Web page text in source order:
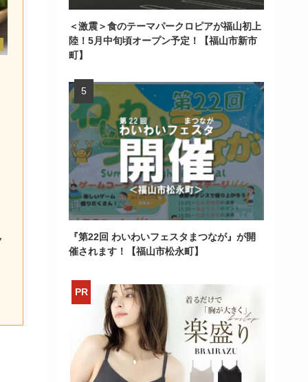
＜激震＞食のテーマパークロピアが福山初上
陸！5月中旬頃オープン予定！【福山市新市
町】
『第22回 わいわいフェスタまつなが』が開
催されます！【福山市松永町】